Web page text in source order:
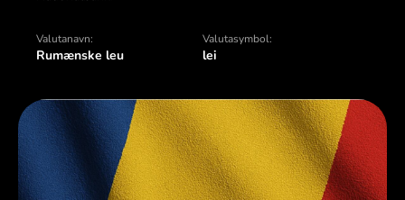
Valutanavn:
Rumænske leu
Valutasymbol:
lei